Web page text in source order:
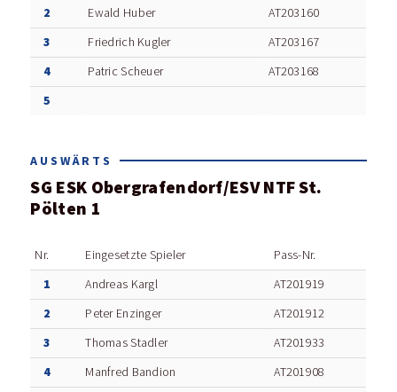
2 Ewald Huber AT203160
3 Friedrich Kugler AT203167
4 Patric Scheuer AT203168
5
AUSWÄRTS
SG ESK Obergrafendorf/ESV NTF St.
Pölten 1
Nr. Eingesetzte Spieler Pass-Nr.
1 Andreas Kargl AT201919
2 Peter Enzinger AT201912
3 Thomas Stadler AT201933
4 Manfred Bandion AT201908